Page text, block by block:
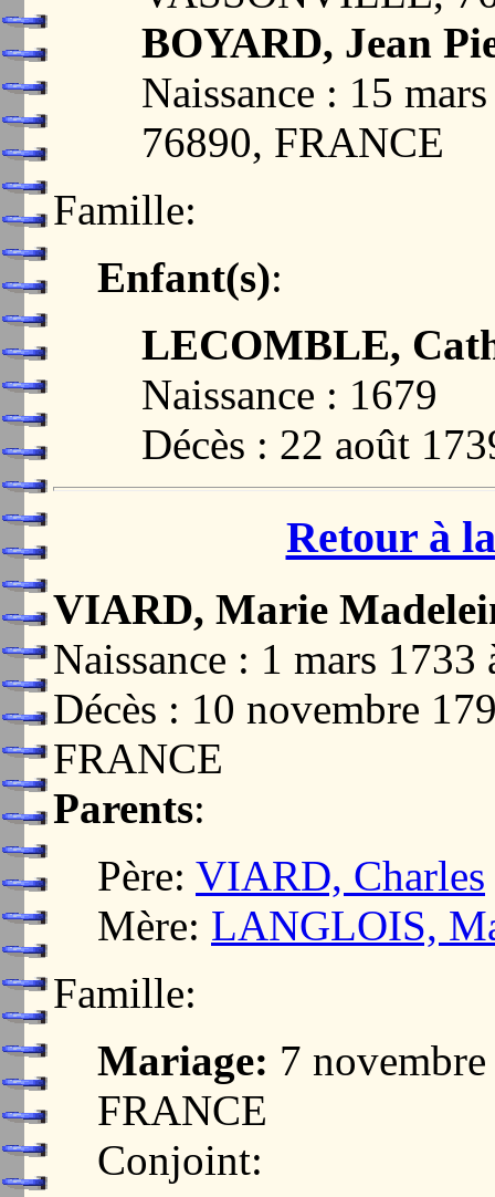
BOYARD, Jean
Naissance : 15
76890, FRANCE
Famille:
Enfant(s):
LECOMBLE,
Naissance : 1679
Décès : 22 août
Retour à
VIARD, Marie
Naissance : 1 mars
Décès : 10 novembre
FRANCE
Parents:
Père: VIARD, Charles
Mère: LANGLOIS,
Famille:
Mariage: 7
FRANCE
Conjoint: